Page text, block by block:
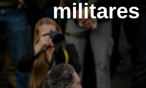
militares